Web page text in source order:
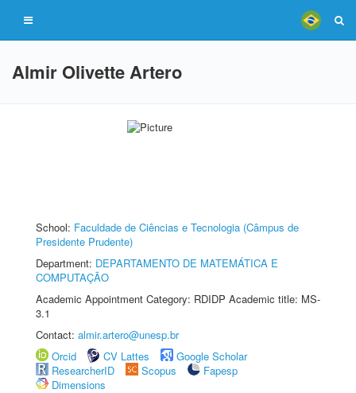
Almir Olivette Artero
School: Faculdade de Ciências e Tecnologia (Câmpus de
Presidente Prudente)
Department: DEPARTAMENTO DE MATEMÁTICA E
COMPUTAÇÃO
Academic Appointment Category: RDIDP Academic title: MS-
3.1
Contact: almir.artero@unesp.br
Orcid
CV Lattes
Google Scholar
ResearcherID
Scopus
Fapesp
Dimensions